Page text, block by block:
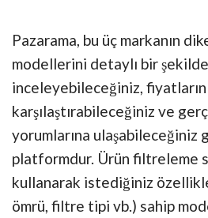
Pazarama, bu üç markanın
modellerini detaylı bir şekilde
inceleyebileceğiniz,
karşılaştırabileceğiniz ve
yorumlarına ulaşabileceğiniz
platformdur. Ürün filtreleme
kullanarak istediğiniz
ömrü, filtre tipi vb.) sahip